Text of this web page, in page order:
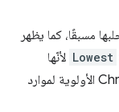
مسبقًا، كما يظهر
Lowest لأنّها
مخصّصة لعمليات التنقّل المستقبلية، ويمنح Chrome الأولوية لموارد